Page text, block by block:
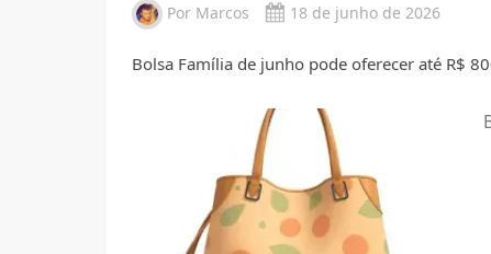
Por Marcos 18 de junho de 2026
Bolsa Família de junho pode oferecer até R$